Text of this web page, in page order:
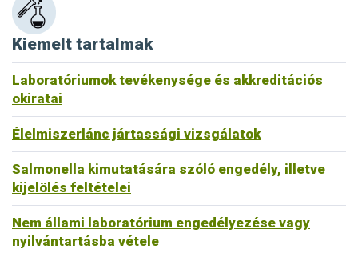
Kiemelt tartalmak
Laboratóriumok tevékenysége és akkreditációs
okiratai
Élelmiszerlánc jártassági vizsgálatok
Salmonella kimutatására szóló engedély, illetve
kijelölés feltételei
Nem állami laboratórium engedélyezése vagy
nyilvántartásba vétele